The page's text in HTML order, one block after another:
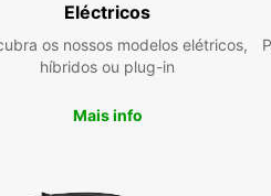
Eléctricos
os nossos modelos elétricos,
híbridos ou plug-in
Mais info